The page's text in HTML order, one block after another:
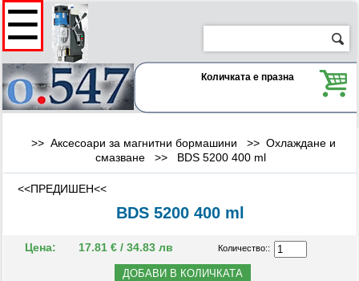
Количката е празна
☰
>> Аксесоари за магнитни бормашини >> Охлаждане и
смазване>> BDS 5200 400 ml
<<ПРЕДИШЕН<<
BDS 5200 400 ml
Цена: 17.81 € / 34.83 лв Количество::